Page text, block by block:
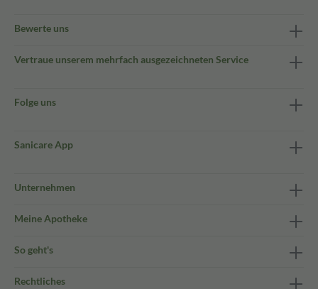
Bewerte uns
Vertraue unserem mehrfach ausgezeichneten Service
Folge uns
Sanicare App
Unternehmen
Meine Apotheke
So geht's
Rechtliches